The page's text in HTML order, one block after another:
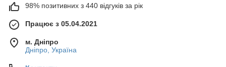
98% позитивних з 440 відгуків за рік
Працює з 05.04.2021
м. Дніпро
Дніпро, Україна